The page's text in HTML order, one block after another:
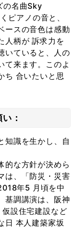
の名曲Sky
ピアノの音と、
ースの音色は感動
人柄が 訴求力を
いていると、人の
て来ます。このよ
ち 合いたいと思
：
知識を生かし、自
的な方針が決めら
は、「防災・災害
年5 月頃を中
基調講演は、阪神
設住宅建設など
日 本人建築家坂